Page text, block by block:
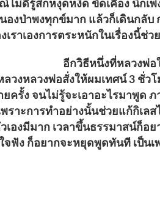
งิด ขัดเคือง นึกเ
นองป่าพงทุกข์มา
กจิตใจของเราเองก
ช้ฝึกลูกศิษย์บ่อย
งให้ผมเทศน์ 3 ชั่ว
ายครั้ง จนไม่รู้จะเ
หลวงพ่อเพราะการ
ชื่อมั่นในตัวเองมีมา
หรือไม่ตั้งใจฟัง ก็อย